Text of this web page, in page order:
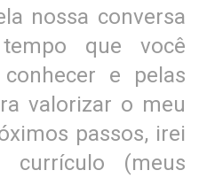
nossa conversa
que você
e pelas
valorizar o meu
passos, irei
currículo (meus